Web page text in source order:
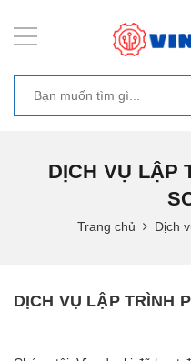
DỊCH VỤ LẬP
Trang chủ Dịch
DỊCH VỤ LẬP TRÌNH